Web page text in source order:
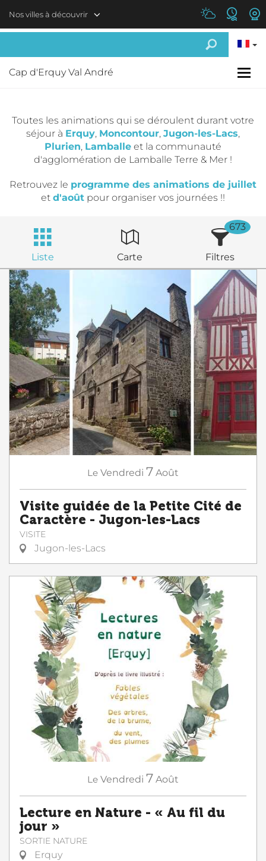
Nos villes à découvrir
Cap d'Erquy Val André
Toutes les animations qui se déroulent durant votre
séjour à Erquy, Moncontour, Jugon-les-Lacs,
Plurien, Lamballe et la communauté
d'agglomération de Lamballe Terre & Mer !
Retrouvez le programme des animations de juillet
et d'août pour organiser vos journées !!
Liste Carte Filtres
673
Le Vendredi 7 Août
Visite guidée de la Petite Cité de
Caractère - Jugon-les-Lacs
VISITE
Jugon-les-Lacs
Le Vendredi 7 Août
Lecture en Nature - « Au fil du
jour »
SORTIE NATURE
Erquy